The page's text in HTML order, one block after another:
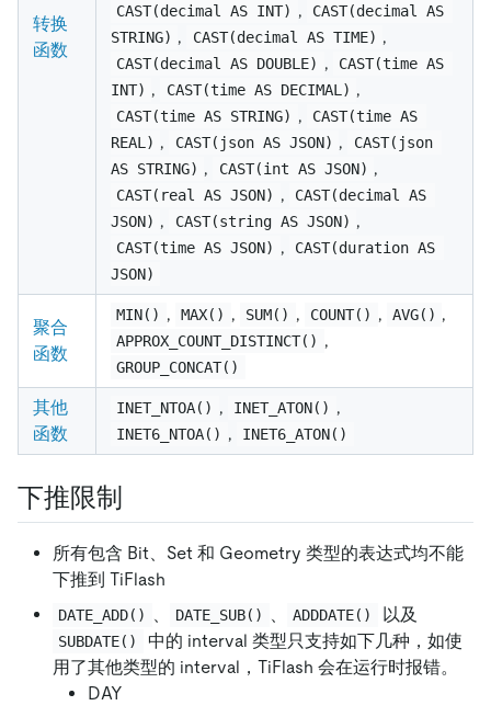
转换
函数
CAST(decimal AS INT) ,
CAST(decimal AS
STRING) , CAST(decimal AS TIME) ,
CAST(decimal AS DOUBLE) ,
CAST(time AS
INT) , CAST(time AS DECIMAL) ,
CAST(time AS STRING) ,
CAST(time AS
REAL) , CAST(json AS JSON) ,
CAST(json
AS STRING) , CAST(int AS JSON) ,
CAST(real AS JSON) ,
CAST(decimal AS
JSON) , CAST(string AS JSON) ,
CAST(time AS JSON) ,
CAST(duration AS
JSON)
聚合
函数
MIN() , MAX() , SUM() , COUNT() , AVG() ,
APPROX_COUNT_DISTINCT() ,
GROUP_CONCAT()
其他
函数
INET_NTOA() , INET_ATON() ,
INET6_NTOA() , INET6_ATON()
下推限制
所有包含 Bit、Set 和 Geometry 类型的表达式均不能
下推到 TiFlash
DATE_ADD() 、 DATE_SUB() 、 ADDDATE() 以及
SUBDATE()
中的 interval 类型只支持如下几种，如使
用了其他类型的 interval，TiFlash 会在运行时报错。
DAY